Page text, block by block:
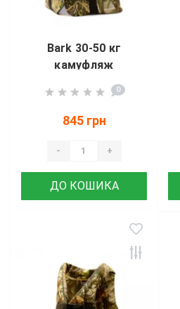
Bark 30-50 кг
камуфляж
0
845 грн
- +
ДО КОШИКА